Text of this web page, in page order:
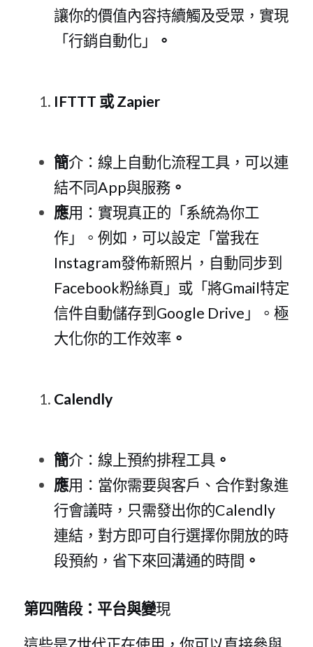
讓你的價值內容持續觸及受眾，實現
「行銷自動化」
。
IFTTT 或 Zapier
簡介：線上自動化流程工具，可以連
結不同App與服務。
應用：實現真正的「系統為你工
作」。例如，可以設定「當我在
Instagram發佈新照片，自動同步到
Facebook粉絲頁」或「將Gmail特定
信件自動儲存到Google Drive」。極
大化你的工作效率。
Calendly
簡介：線上預約排程工具。
應用：當你需要與客戶、合作對象進
行會議時，只需發出你的Calendly
連結，對方即可自行選擇你開放的時
段預約，省下來回溝通的時間 。
第四階段：平台與變現